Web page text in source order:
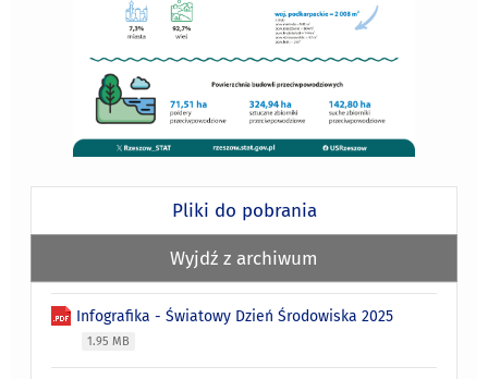
Pliki do pobrania
Wyjdź z archiwum
Infografika - Światowy Dzień Środowiska 2025
1.95 MB